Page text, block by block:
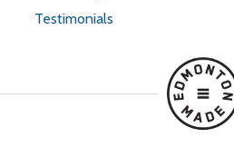
Testimonials